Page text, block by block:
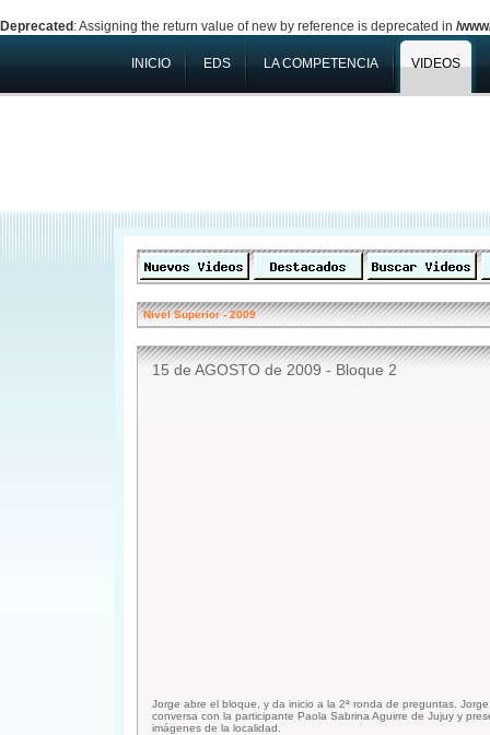
Deprecated : Assigning the return value of new by reference is deprecated in /
INICIO EDS LA COMPETENCIA VIDEOS
Nivel Superior-2009
15 de AGOSTO de 2009 - Bloque 2
Jorge abre el bloque, y da inicio a la 2ª ronda de preguntas. Jorge
conversa con la participante Paola Sabrina Aguirre de Jujuy y
imágenes de la localidad.